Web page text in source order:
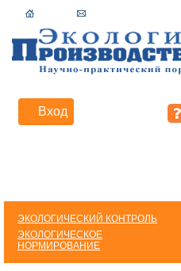
Вход
ЭКОЛОГИЧЕСКИЙ КОНТРОЛЬ
ЭКОЛОГИЧЕСКОЕ
НОРМИРОВАНИЕ